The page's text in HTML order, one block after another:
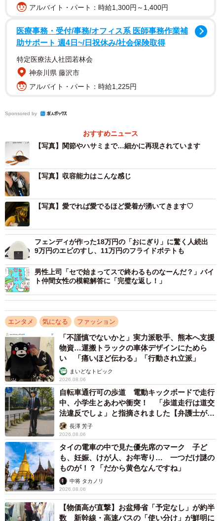
昨年、即完売したというエビ型ハンドバッグ（ルイ・ヴィトンの公式ホ
ームページより）
生き物や食べ物をモチーフにしたハイブランド商品が販売
されることもあり、FENDIのおにぎりバッグをアイドルグ
ループ「SnowMan」の目黒蓮さんが着用するなど、話題と
なっていた。一方で、ハイセンスなファッションに「ちょ
っと良さが分からない」「財力と持つ度胸と合わせるセン
スが求められる」などの声も見受けられた。
好きなものを人目を気にして纏えないのは寂しい
では、実際の購入者はどんな思いを抱いているのだろう
か。「あんまり、うちのエヴィトンちゃんを舐めないでほ
しい。物は入らないし目立つし盗撮されるし、おまけにバ
カにされる」と投稿したのは、24歳男性で、X名・akiさん
（＠ak_rng_1）。
アルバイト・パート：時給1,300円～1,400円
医療事務・受付/事務/オフィス系 医師事務作業補
助サポート 週4日~/日祝休み/社会保険取得
特定医療法人社団若林会
神奈川県 藤沢市
アルバイト・パート：時給1,225円
Sponsored by
おすすめニュース
【写真】関節やハサミまで…細かに再現されています
【写真】収容能力はこんな感じ
【写真】愛でれば愛でるほど愛着が湧いてきます♡
フェンディが作った18万円の「おにぎり」に驚く人続出
9万円のエビのすし、11万円のフライドポテトも
男性上司「セで始まってスで終わるものなーんだ？」バイ
ト仲間女性の模範解答に「完璧な返し！」
エンタメ 気になる ファッション
「不謹慎でないかと」実力派歌手、熊本へ支援
物資…運搬トラックの車体デザインにためら
い 「痛いほど伝わる」「行動され立派」
まいどなトピック
2026.08.06
自転車通行可の歩道 電動キックボードで走行
中、小学生とあわや衝突！ 「歩道走行は道交
法違反でしょ」と指摘されました【弁護士が解
説】長澤 芳子
2026.08.06
タイの電車の中で見た優先席のマーク 子ど
も、妊娠、けが人、お年寄り… 一つだけ謎の
ものが！？「だから黄色なんですね」
中将 タカノリ
2026.08.06
【物価高が直撃】お盆帰省「予定なし」が約半
数 新幹線・高速バスの「使い分け」が鮮明に